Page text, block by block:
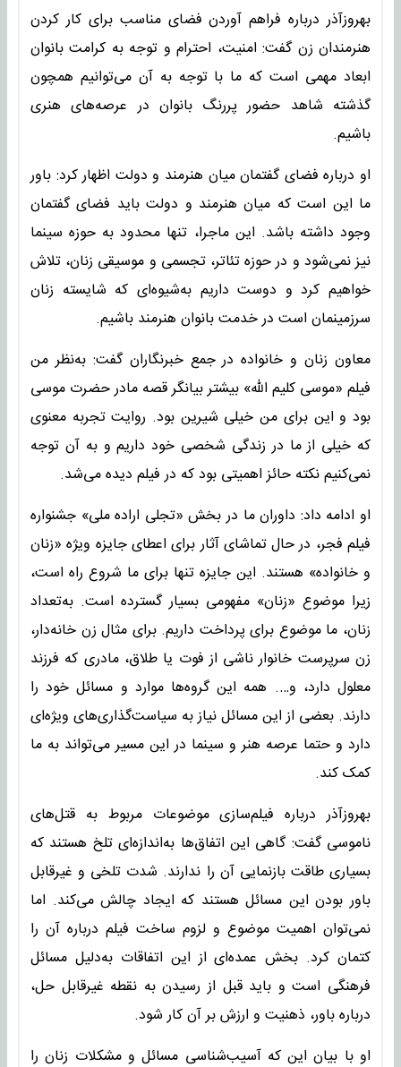
بهروزآذر درباره فراهم آوردن فضای مناسب برای کار کردن
هنرمندان زن گفت‌: امنیت، احترام و توجه به کرامت بانوان
ابعاد مهمی است که ما با توجه به آن می‌توانیم همچون
گذشته شاهد حضور پررنگ بانوان در عرصه‌های هنری
باشیم.
او درباره فضای گفتمان میان هنرمند و دولت اظهار کرد: باور
ما این است که میان هنرمند و دولت باید فضای گفتمان
وجود داشته باشد. این ماجرا، تنها محدود به حوزه سینما
نیز نمی‌شود و در حوزه تئاتر، تجسمی و موسیقی زنان، تلاش
خواهیم کرد و دوست داریم به‌شیوه‌ای که شایسته زنان
سرزمینمان است در خدمت بانوان هنرمند باشیم.
معاون زنان و خانواده در جمع خبرنگاران گفت: به‌نظر من
فیلم «موسی کلیم الله» بیشتر بیانگر قصه مادر حضرت موسی
بود و این برای من خیلی شیرین بود. روایت تجربه معنوی
که خیلی از ما در زندگی شخصی خود داریم و به آن توجه
نمی‌کنیم نکته حائز اهمیتی بود که در فیلم دیده می‌شد.
او ادامه داد: داوران ما در بخش «تجلی اراده ملی» جشنواره
فیلم فجر، در حال تماشای آثار برای اعطای جایزه ویژه «زنان
و خانواده» هستند. این جایزه تنها برای ما شروع راه است،
زیرا موضوع «زنان» مفهومی بسیار گسترده است. به‌تعداد
زنان، ما موضوع برای پرداخت داریم. برای مثال زن خانه‌دار،
زن سرپرست خانوار ناشی از فوت یا طلاق، مادری که فرزند
معلول دارد، و…. همه این گروه‌ها موارد و مسائل خود را
دارند. بعضی از این مسائل نیاز به سیاست‌گذاری‌های ویژه‌ای
دارد و حتما عرصه هنر و سینما در این مسیر می‌تواند به ما
کمک کند.
بهروزآذر درباره فیلم‌سازی موضوعات مربوط به قتل‌های
ناموسی گفت: گاهی این اتفاق‌ها به‌اندازه‌ای تلخ هستند که
بسیاری طاقت بازنمایی آن را ندارند. شدت تلخی و غیرقابل
باور بودن این مسائل هستند که ایجاد چالش می‌کند. اما
نمی‌توان اهمیت موضوع و لزوم ساخت فیلم درباره آن را
کتمان کرد. بخش عمده‌ای از این اتفاقات به‌دلیل مسائل
فرهنگی است و باید قبل از رسیدن به نقطه غیرقابل حل،
درباره باور، ذهنیت و ارزش بر آن کار شود.
او با بیان این که آسیب‌شناسی مسائل و مشکلات زنان را